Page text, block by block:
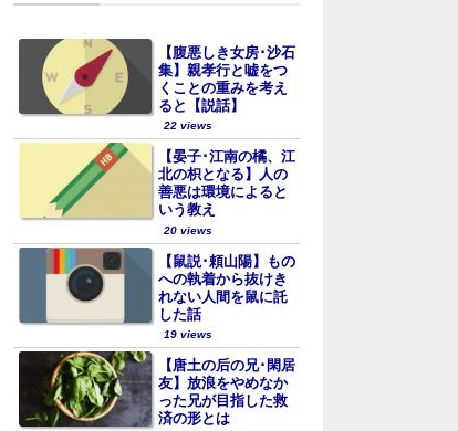
【腹悪しき女房･沙石
集】親孝行と嘘をつ
くことの重みを考え
ると【説話】
22 views
【晏子･江南の橘、江
北の枳となる】人の
善悪は環境によると
いう教え
20 views
【鼠説･頼山陽】もの
への執着から抜けき
れない人間を鼠に託
した話
19 views
【唐土の后の兄･閑居
友】放浪をやめなか
った兄が目指した救
済の形とは